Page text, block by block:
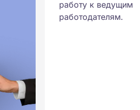
работу к ведущим
работодателям.